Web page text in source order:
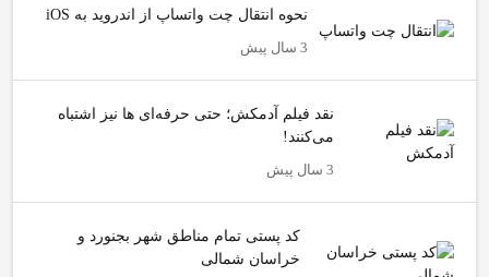
نحوه انتقال چت واتساپ از اندروید به iOS
3 سال پیش
نقد فیلم آدمکش؛ حتی حرفه‌ای ها نیز اشتباه
می‌کنند!
3 سال پیش
کد پستی تمام مناطق شهر بجنورد و
خراسان شمالی